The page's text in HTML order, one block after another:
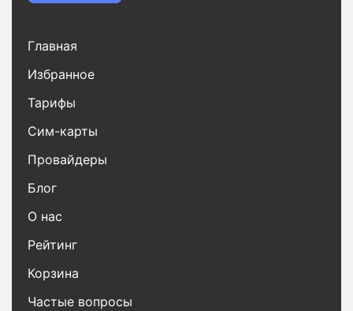
Главная
Избранное
Тарифы
Сим-карты
Провайдеры
Блог
О нас
Рейтинг
Корзина
Частые вопросы